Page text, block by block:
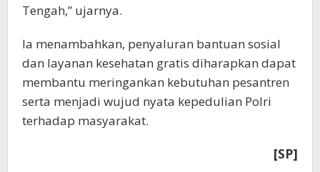
Tengah,” ujarnya.
Ia menambahkan, penyaluran bantuan sosial
dan layanan kesehatan gratis diharapkan dapat
membantu meringankan kebutuhan pesantren
serta menjadi wujud nyata kepedulian Polri
terhadap masyarakat.
[SP]